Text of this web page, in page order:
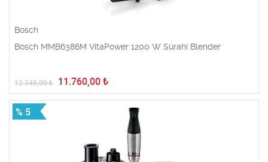
Bosch
Bosch MMB6386M VitaPower 1200 W Sürahi Blender
12.348,00₺ 11.760,00 ₺
% 5